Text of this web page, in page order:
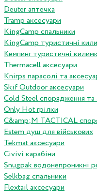
Deuter аптечка
Tramp аксесуари
KingCamp спальники
KingCamp туристичні
Кемпинг туристичні
Thermacell аксесуари
Knirps парасолі та
Skif Outdoor аксесуари
Cold Steel спорядження та
Only Hot грілки
C&amp;M TACTICAL
Estem душ для військових
Tekmat аксесуари
Сivivi карабіни
Snugpak водонепроникні
Selkbag спальники
Flextail аксесуари